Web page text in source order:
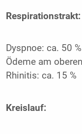
Respirationstrakt:
Dyspnoe: ca. 50 %
Ödeme am
Rhinitis: ca. 15 %
Kreislauf: